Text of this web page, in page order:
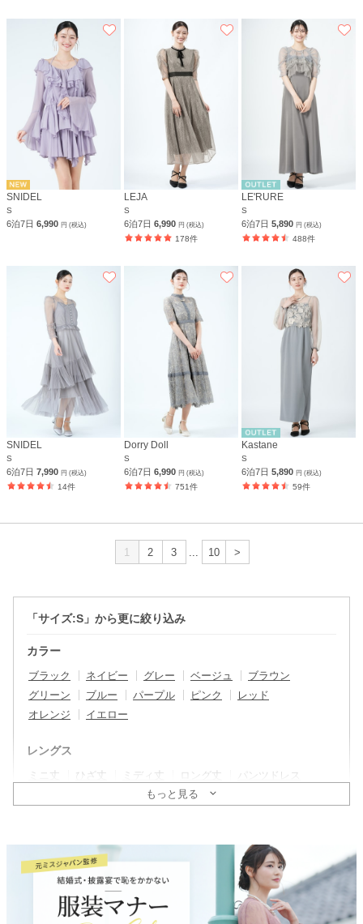
SNIDEL
S
6泊7日 6,990 円 (税込)
LEJA
S
6泊7日6,990円 (税込)
178件
LE'RURE
S
6泊7日5,890円 (税込)
488件
SNIDEL
S
6泊7日 7,990 円 (税込)
14件
Dorry Doll
S
6泊7日6,990円 (税込)
751件
Kastane
S
6泊7日5,890円 (税込)
59件
1 2 3 ... 10 >
「サイズ:S」から更に絞り込み
カラー
ブラック ネイビー グレー ベージュ
ブラウン
グリーン
ブルー パープル ピンク
レッド
オレンジ
イエロー
レングス
ミニ丈 ひざ丈 ミディ丈 ロング丈 パンツドレス
ドレスタイプ
親族列席におすすめ 新郎新婦の母親向け
マダムドレス
ゆったりシルエット
マタニティドレス
授乳OK
もっと見る